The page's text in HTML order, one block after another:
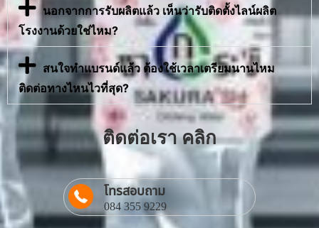
นอกจากการรับผลิตแล้ว เห็นว่ารับติดตั้งไลน์ผลิต
โรงงานด้วยใช่ไหม?
สนใจทำแบรนด์แล้ว ต้องใช้เวลาเตรียมนานไหม
ติดต่อทางไหนไวที่สุด?
ติดต่อเรา คลิก
โทรสอบถาม
084 355 9229